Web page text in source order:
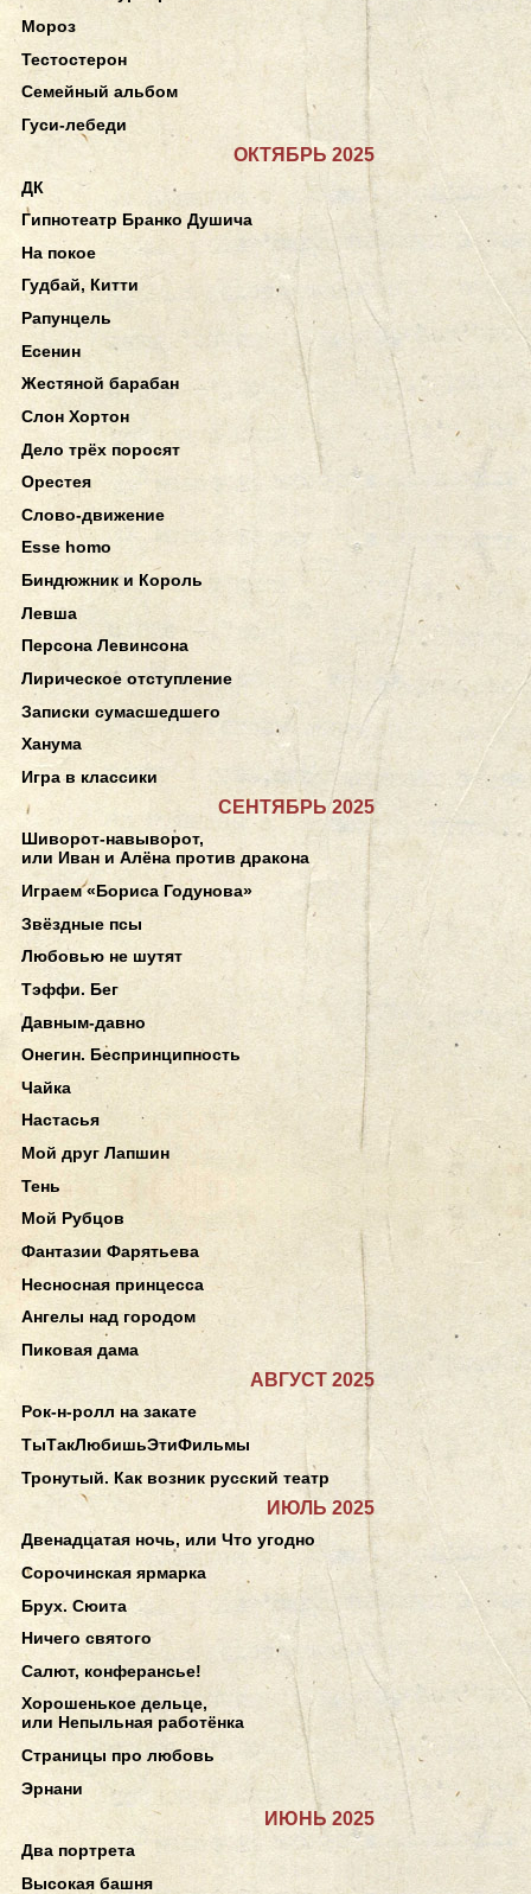
Мороз
Тестостерон
Семейный альбом
Гуси-лебеди
ОКТЯБРЬ 2025
ДК
Гипнотеатр Бранко Душича
На покое
Гудбай, Китти
Рапунцель
Есенин
Жестяной барабан
Слон Хортон
Дело трёх поросят
Орестея
Слово-движение
Esse homo
Биндюжник и Король
Левша
Персона Левинсона
Лирическое отступление
Записки сумасшедшего
Ханума
Игра в классики
СЕНТЯБРЬ 2025
Шиворот-навыворот,
или Иван и Алёна против дракона
Играем «Бориса Годунова»
Звёздные псы
Любовью не шутят
Тэффи. Бег
Давным-давно
Онегин. Беспринципность
Чайка
Настасья
Мой друг Лапшин
Тень
Мой Рубцов
Фантазии Фарятьева
Несносная принцесса
Ангелы над городом
Пиковая дама
АВГУСТ 2025
Рок-н-ролл на закате
ТыТакЛюбишьЭтиФильмы
Тронутый. Как возник русский театр
ИЮЛЬ 2025
Двенадцатая ночь, или Что угодно
Сорочинская ярмарка
Брух. Сюита
Ничего святого
Салют, конферансье!
Хорошенькое дельце,
или Непыльная работёнка
Страницы про любовь
Эрнани
ИЮНЬ 2025
Два портрета
Высокая башня